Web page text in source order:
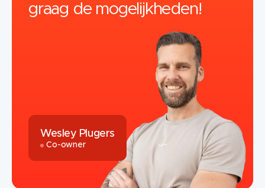
graag de mogelijkheden!
Wesley Plugers
Co-owner